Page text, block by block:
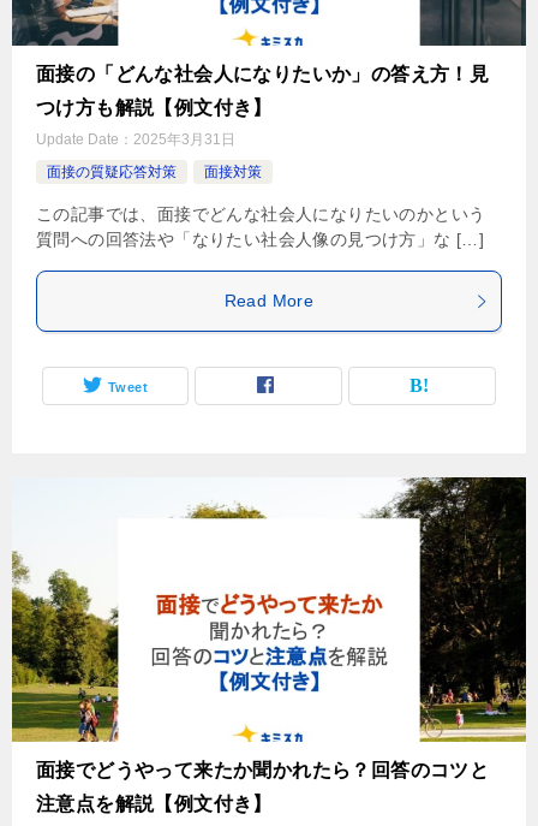
面接の「どんな社会人になりたいか」の答え方！見
つけ方も解説【例文付き】
Update Date： 2025年3月31日
面接の質疑応答対策
面接対策
この記事では、面接でどんな社会人になりたいのかという
質問への回答法や「なりたい社会人像の見つけ方」な […]
Read More
Tweet
面接でどうやって来たか聞かれたら？回答のコツと
注意点を解説【例文付き】